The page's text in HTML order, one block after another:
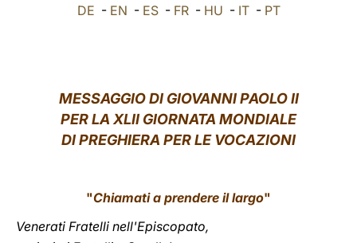
العربيّة DE - EN - ES- FR- HU - IT- PT
MESSAGGIO DI GIOVANNI PAOLO II
PER LA XLII GIORNATA MONDIALE
DI PREGHIERA PER LE VOCAZIONI
"Chiamati a prendere il largo"
Venerati Fratelli nell'Episcopato,